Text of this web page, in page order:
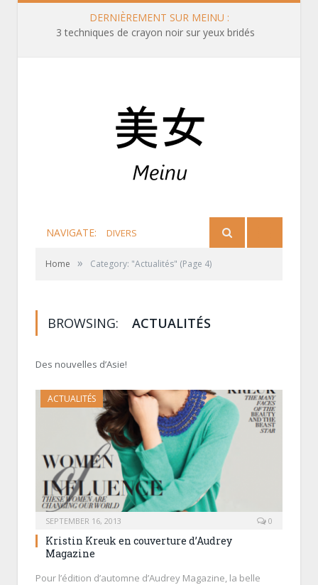
DERNIÈREMENT SUR MEINU :
3 techniques de crayon noir sur yeux bridés
NAVIGATE: DIVERS
Home » Category: "Actualités" (Page 4)
BROWSING: ACTUALITÉS
Des nouvelles d’Asie!
ACTUALITÉS
SEPTEMBER 16, 2013 0
Kristin Kreuk en couverture d’Audrey
Magazine
Pour l’édition d’automne d’Audrey Magazine, la belle